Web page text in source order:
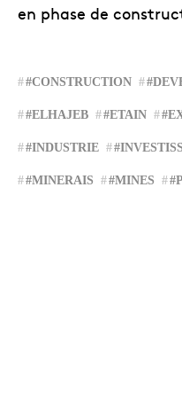
en phase de
#CONSTRUCTION
#ELHAJEB #ETAIN
#INDUSTRIE
#MINERAIS #MINES